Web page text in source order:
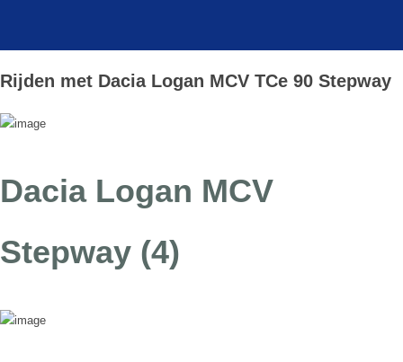
Rijden met Dacia Logan MCV TCe 90 Stepway
Dacia Logan MCV
Stepway (4)